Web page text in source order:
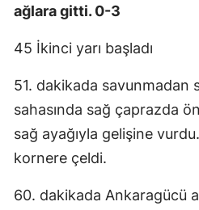
ağlara gitti. 0-3
45 İkinci yarı başladı
51. dakikada savunmadan
sahasında sağ çaprazda
sağ ayağıyla gelişine
kornere çeldi.
60. dakikada Ankaragücü